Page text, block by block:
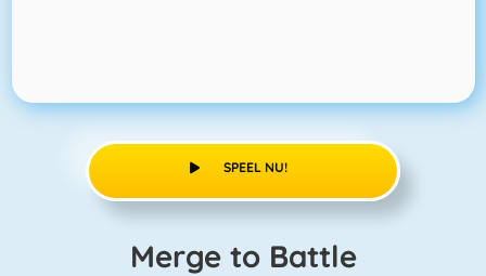
SPEEL NU!
Merge to Battle